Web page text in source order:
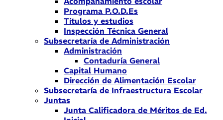
Programa P.O.D.Es
Títulos y estudios
Inspección Técnica General
Subsecretaría de Administración
Administración
Contaduría General
Capital Humano
Dirección de Alimentación Escolar
Subsecretaría de Infraestructura Escolar
Juntas
Junta Calificadora de Méritos de Ed.